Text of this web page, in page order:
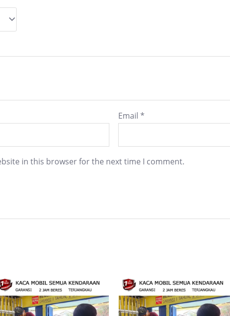
Email *
in this browser for the next time I comment.